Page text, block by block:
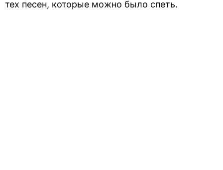
тех песен, которые можно было спеть.